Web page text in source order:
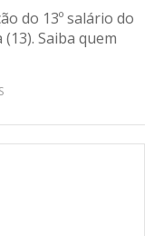
do 13º salário do
Saiba quem